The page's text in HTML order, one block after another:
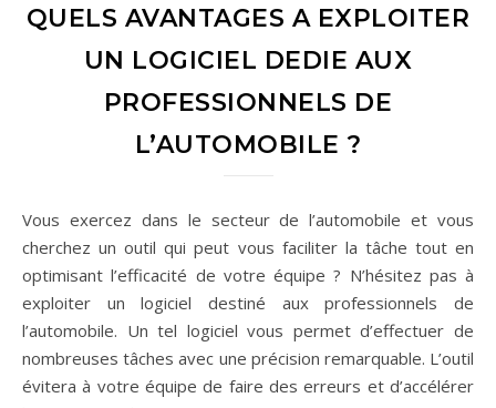
QUELS AVANTAGES A EXPLOITER
UN LOGICIEL DEDIE AUX
PROFESSIONNELS DE
L’AUTOMOBILE ?
Vous exercez dans le secteur de l’automobile et vous
cherchez un outil qui peut vous faciliter la tâche tout en
optimisant l’efficacité de votre équipe ? N’hésitez pas à
exploiter un logiciel destiné aux professionnels de
l’automobile. Un tel logiciel vous permet d’effectuer de
nombreuses tâches avec une précision remarquable. L’outil
évitera à votre équipe de faire des erreurs et d’accélérer